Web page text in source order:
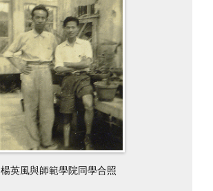
楊英風與師範學院同學合照